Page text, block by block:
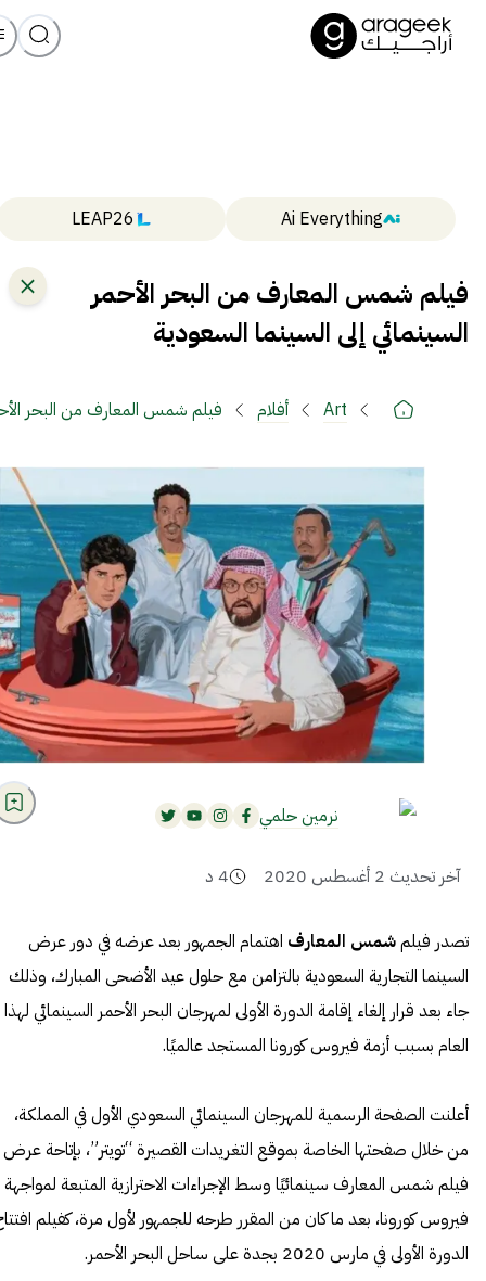
Ai Everything
LEAP26
فيلم شمس المعارف من البحر الأحمر
السينمائي إلى السينما السعودية
Art أفلام فيلم شمس المعارف من البحر
نرمين حلمي
آخر تحديث 2 أغسطس 2020 4 د
تصدر فيلمشمس المعارف اهتمام الجمهور بعد عرضه في دور عرض
السينما التجارية السعودية بالتزامن مع حلول عيد الأضحى المبارك، وذلك
جاء بعد قرار إلغاء إقامة الدورة الأولى لمهرجان البحر الأحمر السينمائي لهذا
العام بسبب أزمة فيروس كورونا المستجد عالميًا.
أعلنت الصفحة الرسمية للمهرجان السينمائي السعودي الأول في المملكة،
من خلال صفحتها الخاصة بموقع التغريدات القصيرة “تويتر”، بإتاحة عرض
فيلم شمس المعارف سينمائيًا وسط الإجراءات الاحترازية المتبعة لمواجهة
فيروسكورونا، بعد ما كان من المقرر طرحه للجمهور لأول مرة، كفيلم
الدورة الأولى في مارس 2020 بجدة على ساحل البحر الأحمر.